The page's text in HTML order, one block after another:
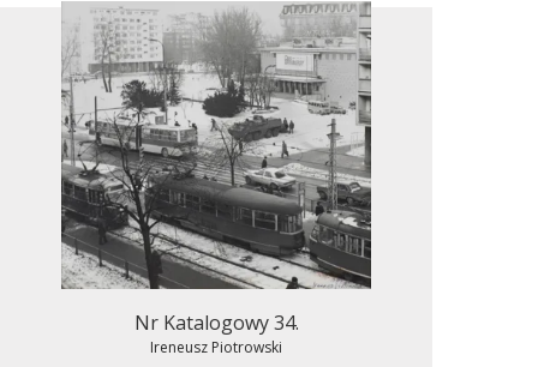
Nr Katalogowy 34.
Ireneusz Piotrowski